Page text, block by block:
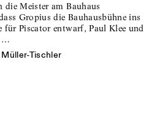
Meister am Bauhaus
Gropius die Bauhausbühne ins
für Piscator entwarf, Paul Klee und
…
Müller-Tischler